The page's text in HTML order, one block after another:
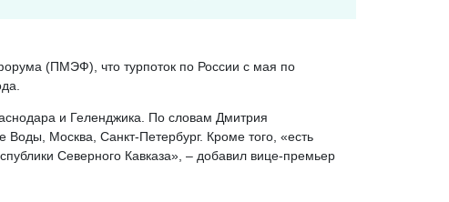
(ПМЭФ), что турпоток по России с мая по
и Геленджика. По словам Дмитрия
Москва, Санкт-Петербург. Кроме того, «есть
Северного Кавказа», – добавил вице-премьер